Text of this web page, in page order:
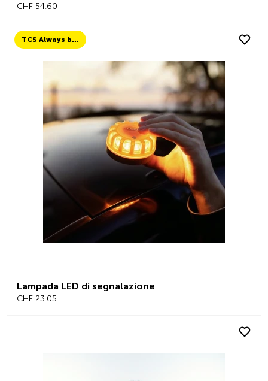
CHF 54.60
TCS Always by my side
Lampada LED di segnalazione
CHF 23.05